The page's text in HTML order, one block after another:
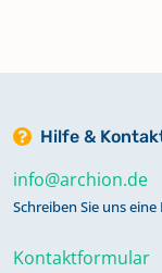
Hilfe &
info@archion.de
Schreiben Sie uns eine
Kontaktformular